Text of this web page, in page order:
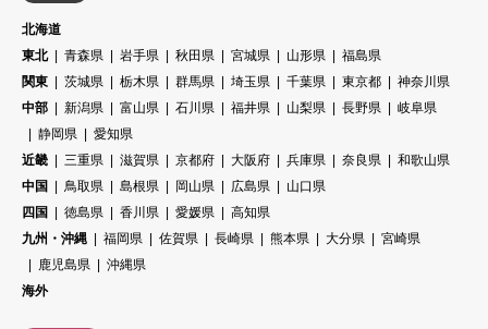
北海道
東北
青森県 岩手県 秋田県 宮城県 山形県
福島県
関東
茨城県 栃木県 群馬県 埼玉県 千葉県 東京都
神奈川県
中部
新潟県 富山県 石川県 福井県 山梨県 長野県
岐阜県
静岡県
愛知県
近畿
三重県 滋賀県 京都府 大阪府 兵庫県 奈良県
和歌山県
中国
鳥取県 島根県 岡山県 広島県
山口県
四国
徳島県 香川県 愛媛県
高知県
九州・沖縄
福岡県 佐賀県 長崎県 熊本県 大分県
宮崎県
鹿児島県
沖縄県
海外